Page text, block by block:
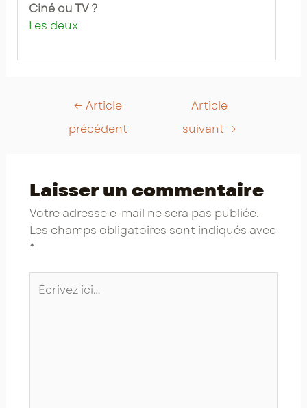
Ciné ou TV ?
Les deux
← Article
précédent
Article
suivant →
Laisser un commentaire
Votre adresse e-mail ne sera pas publiée.
Les champs obligatoires sont indiqués avec
*
Écrivez
ici…